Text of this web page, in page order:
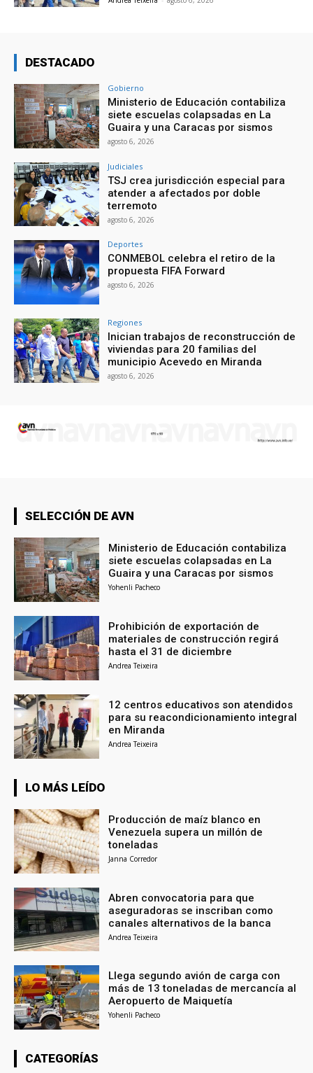
DESTACADO
Gobierno
Ministerio de Educación contabiliza
siete escuelas colapsadas en La
Guaira y una Caracas por sismos
agosto 6, 2026
Judiciales
TSJ crea jurisdicción especial para
atender a afectados por doble
terremoto
agosto 6, 2026
Deportes
CONMEBOL celebra el retiro de la
propuesta FIFA Forward
agosto 6, 2026
Regiones
Inician trabajos de reconstrucción de
viviendas para 20 familias del
municipio Acevedo en Miranda
agosto 6, 2026
SELECCIÓN DE AVN
Ministerio de Educación contabiliza
siete escuelas colapsadas en La
Guaira y una Caracas por sismos
Yohenli Pacheco
Prohibición de exportación de
materiales de construcción regirá
hasta el 31 de diciembre
Andrea Teixeira
12 centros educativos son atendidos
para su reacondicionamiento integral
en Miranda
Andrea Teixeira
LO MÁS LEÍDO
Producción de maíz blanco en
Venezuela supera un millón de
toneladas
Janna Corredor
Abren convocatoria para que
aseguradoras se inscriban como
canales alternativos de la banca
Andrea Teixeira
Llega segundo avión de carga con
más de 13 toneladas de mercancía al
Aeropuerto de Maiquetía
Yohenli Pacheco
CATEGORÍAS